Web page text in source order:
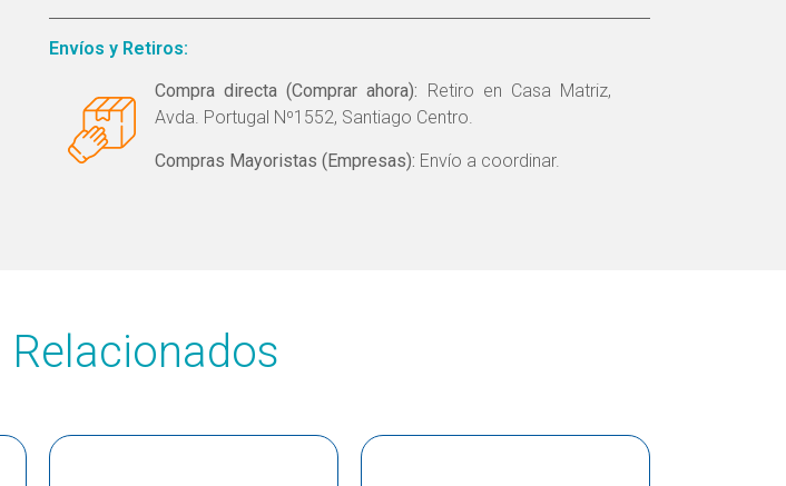
Envíos y Retiros:
Compra directa (Comprar ahora): Retiro en Casa Matriz,
Avda. Portugal Nº1552, Santiago Centro.
Compras Mayoristas (Empresas): Envío a coordinar.
Relacionados